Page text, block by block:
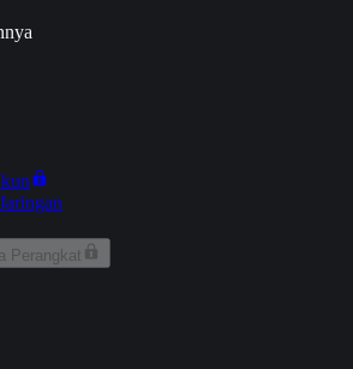
Perangkat